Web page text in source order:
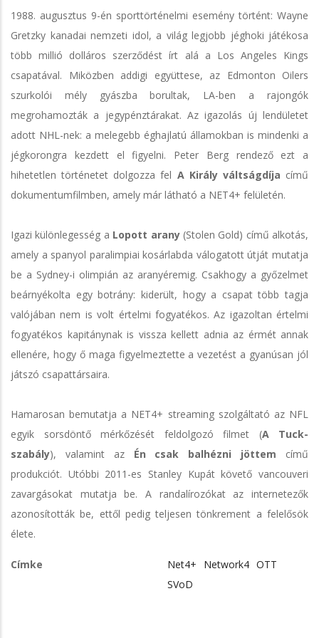
1988. augusztus 9-én sporttörténelmi esemény történt: Wayne
Gretzky kanadai nemzeti idol, a világ legjobb jéghoki játékosa
több millió dolláros szerződést írt alá a Los Angeles Kings
csapatával. Miközben addigi együttese, az Edmonton Oilers
szurkolói mély gyászba borultak, LA-ben a rajongók
megrohamozták a jegypénztárakat. Az igazolás új lendületet
adott NHL-nek: a melegebb éghajlatú államokban is mindenki a
jégkorongra kezdett el figyelni. Peter Berg rendező ezt a
hihetetlen történetet dolgozza fel A Király váltságdíja című
dokumentumfilmben, amely már látható a NET4+ felületén.
Igazi különlegesség a Lopott arany(Stolen Gold) című alkotás,
amely a spanyol paralimpiai kosárlabda válogatott útját mutatja
be a Sydney-i olimpián az aranyéremig. Csakhogy a győzelmet
beárnyékolta egy botrány: kiderült, hogy a csapat több tagja
valójában nem is volt értelmi fogyatékos. Az igazoltan értelmi
fogyatékos kapitánynak is vissza kellett adnia az érmét annak
ellenére, hogy ő maga figyelmeztette a vezetést a gyanúsan jól
játszó csapattársaira.
Hamarosan bemutatja a NET4+ streaming szolgáltató az NFL
egyik sorsdöntő mérkőzését feldolgozó filmet (A Tuck-
szabály), valamint az Én csak balhézni jöttem című
produkciót. Utóbbi 2011-es Stanley Kupát követő vancouveri
zavargásokat mutatja be. A randalírozókat az internetezők
azonosították be, ettől pedig teljesen tönkrement a felelősök
élete.
Címke Net4+ Network4 OTT
SVoD